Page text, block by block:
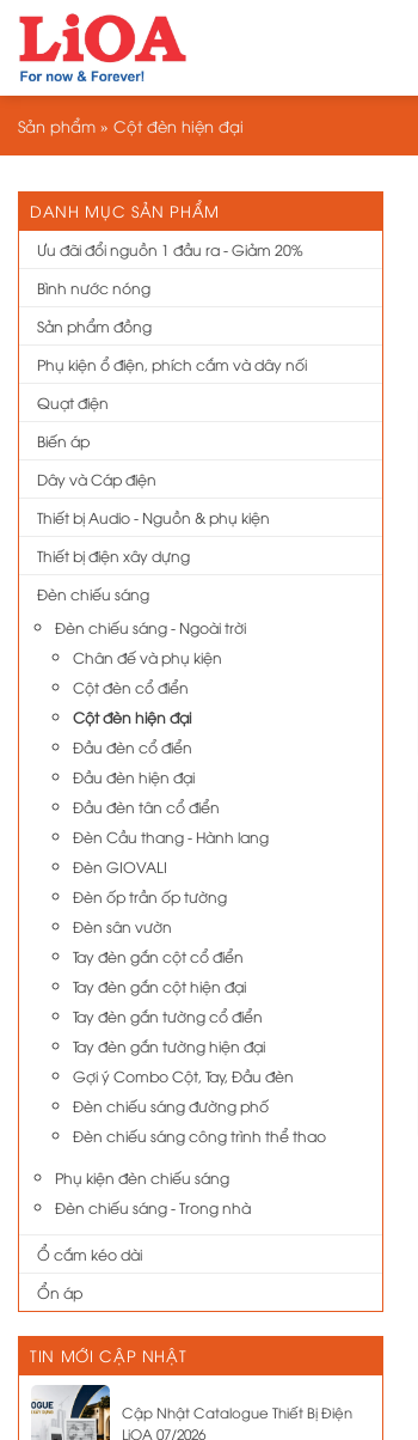
Chuyển
nội
dung
Sản phẩm » Cột đèn hiện đại
DANH MỤC SẢN PHẨM
Ưu đãi đổi nguồn 1 đầu ra - Giảm 20%
Bình nước nóng
Sản phẩm đồng
Phụ kiện ổ điện, phích cắm và dây nối
Quạt điện
Biến áp
Dây và Cáp điện
Thiết bị Audio - Nguồn & phụ kiện
Thiết bị điện xây dựng
Đèn chiếu sáng
Đèn chiếu sáng - Ngoài trời
Chân đế và phụ kiện
Cột đèn cổ điển
Cột đèn hiện đại
Đầu đèn cổ điển
Đầu đèn hiện đại
Đầu đèn tân cổ điển
Đèn Cầu thang - Hành lang
Đèn GIOVALI
Đèn ốp trần ốp tường
Đèn sân vườn
Tay đèn gắn cột cổ điển
Tay đèn gắn cột hiện đại
Tay đèn gắn tường cổ điển
Tay đèn gắn tường hiện đại
Gợi ý Combo Cột, Tay, Đầu đèn
Đèn chiếu sáng đường phố
Đèn chiếu sáng công trình thể thao
Phụ kiện đèn chiếu sáng
Đèn chiếu sáng - Trong nhà
Ổ cắm kéo dài
Ổn áp
TIN MỚI CẬP NHẬT
Cập Nhật Catalogue Thiết Bị Điện
LiOA 07/2026